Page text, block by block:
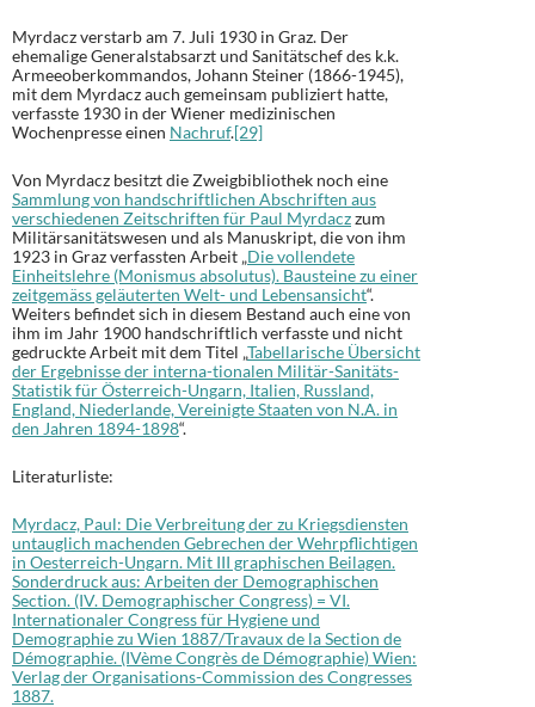
Myrdacz verstarb am 7. Juli 1930 in Graz. Der
ehemalige Generalstabsarzt und Sanitätschef des k.k.
Armeeoberkommandos, Johann Steiner (1866-1945),
mit dem Myrdacz auch gemeinsam publiziert hatte,
verfasste 1930 in der Wiener medizinischen
Wochenpresse einen Nachruf.[29]
Von Myrdacz besitzt die Zweigbibliothek noch eine
Sammlung von handschriftlichen Abschriften aus
verschiedenen Zeitschriften für Paul Myrdaczzum
Militärsanitätswesen und als Manuskript, die von ihm
1923 in Graz verfassten Arbeit „Die vollendete
Einheitslehre (Monismus absolutus). Bausteine zu einer
zeitgemäss geläuterten Welt- und Lebensansicht“.
Weiters befindet sich in diesem Bestand auch eine von
ihm im Jahr 1900 handschriftlich verfasste und nicht
gedruckte Arbeit mit dem Titel „Tabellarische Übersicht
der Ergebnisse der interna-tionalen Militär-Sanitäts-
Statistik für Österreich-Ungarn, Italien, Russland,
England, Niederlande, Vereinigte Staaten von N.A. in
den Jahren 1894-1898“.
Literaturliste:
Myrdacz, Paul: Die Verbreitung der zu Kriegsdiensten
untauglich machenden Gebrechen der Wehrpflichtigen
in Oesterreich-Ungarn. Mit III graphischen Beilagen.
Sonderdruck aus: Arbeiten der Demographischen
Section. (IV. Demographischer Congress) = VI.
Internationaler Congress für Hygiene und
Demographie zu Wien 1887/Travaux de la Section de
Démographie. (IVème Congrès de Démographie) Wien:
Verlag der Organisations-Commission des Congresses
1887.